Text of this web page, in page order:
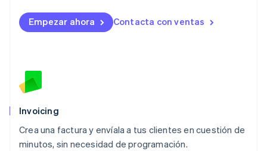
Empezar ahora Contacta con ventas
Invoicing
Crea una factura y envíala a tus clientes en cuestión de
minutos, sin necesidad de programación.
Luxemburgo
FrançaisDeutschEnglish
Malasia
English
México
Noruega
English
Nueva Zelandia
English